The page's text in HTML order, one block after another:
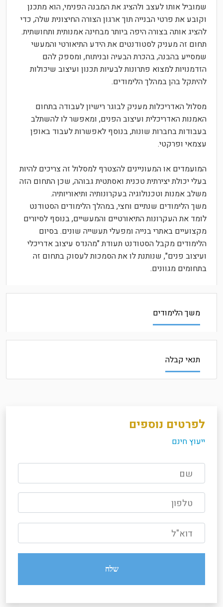
שמוביל אותו לעצב ולהציג את המבנה הפנימי, הוא מתכנן
וקובע את פרטי הבנייה תוך ארגון הצורה החיצונית שלה, כדי
להציג אותה בצורה היפה ביותר מבחינה אמנותית ותחושתית.
תחום זה מעניק לסטודנטים את הידע התיאורטי והמעשי
שמסייע בהבנה, בהכרת הבעיה ובניתוח, ומספק להם
הזדמנויות למצוא פתרונות לבעיות תכנון ועיצוב שיכולות
להיתקל בהן במהלך הלימודים.
מסלול האדריכלות מעניק לבוגר רישיון לעבודה בתחום
האמנות האדריכלית ועיצוב הפנים, ומאפשר לו להשתלב
בעבודות בחברות שונות, בנוסף לאפשרות לעבוד באופן
עצמאי ופרקטי.
המועמדים או המעוניינים להצטרף למסלול זה צריכים להיות
בעלי יכולת יצירתית טכנית ואסתטית גבוהה, שכן התחום הזה
משלב אמנות וטכנולוגיה בעקרונותיה ותיאוריותיה.
משך הלימודים שנתיים וחצי, במהלך הלימודים הסטודנט
לומד את העקרונות התיאורטיים והמעשיים, בנוסף לסיורים
מקצועיים באתרי בנייה ומפעלי תעשייה שונים. בסיום
הלימודים מקבל הסטודנט תעודת "מהנדס עיצוב אדריכלי
ועיצוב פנים", שנותנת לו את הסמכות לעסוק בתחום זה
בתחומים מגוונים.
משך הלימודים
תנאי קבלה
לפרטים נוספים
ייעוץ חינם
שם
טלפון
דוא"ל
שלח